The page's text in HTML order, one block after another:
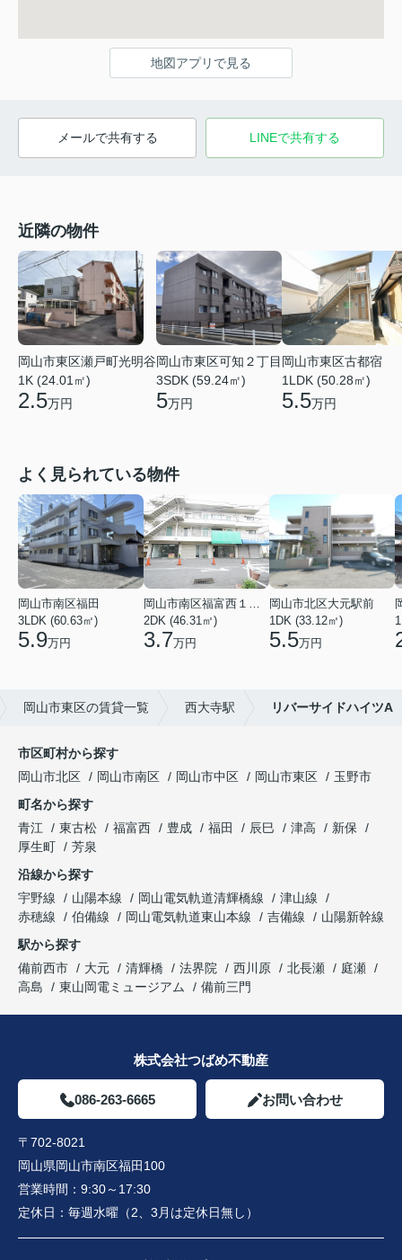
地図アプリで見る
メールで共有する LINEで共有する
近隣の物件
岡山市東区瀬戸町光明谷
1K (24.01㎡)
2.5万円
岡山市東区可知２丁目
3SDK (59.24㎡)
5万円
岡山市東区古都宿
1LDK (50.28㎡)
5.5万円
よく見られている物件
岡山市南区福田
3LDK (60.63㎡)
5.9万円
2DK (46.31㎡)
3.7万円
岡山市北区大元駅前
1DK (33.12㎡)
5.5万円
岡山市東区の賃貸一覧 西大寺駅 リバーサイドハイツA
市区町村から探す
岡山市北区
岡山市南区 岡山市中区 岡山市東区
玉野市
町名から探す
青江
東古松 福富西 豊成 福田 辰巳 津高
新保
厚生町
芳泉
沿線から探す
宇野線
山陽本線 岡山電気軌道清輝橋線
津山線
赤穂線
伯備線 岡山電気軌道東山本線 吉備線
山陽新幹線
駅から探す
備前西市
大元 清輝橋 法界院 西川原 北長瀬
庭瀬
高島
東山岡電ミュージアム 備前三門
株式会社つばめ不動産
086-263-6665 お問い合わせ
〒702-8021
岡山県岡山市南区福田100
営業時間： 9:30～17:30
定休日： 毎週水曜（2、3月は定休日無し）